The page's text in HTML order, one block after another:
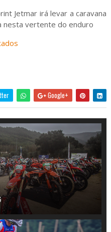
Jetmar irá levar a caravana
nesta vertente do enduro
Google+